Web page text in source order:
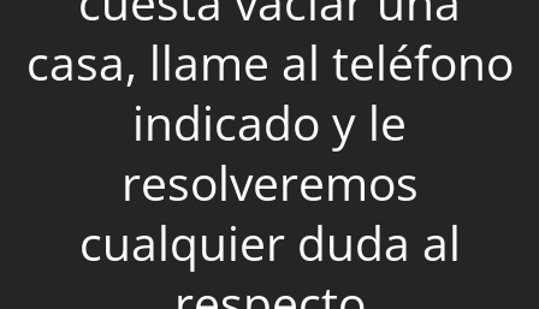
casa, llame al teléfono
indicado y le
resolveremos
cualquier duda al